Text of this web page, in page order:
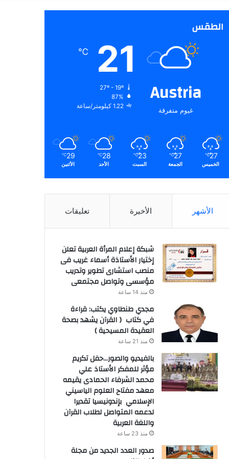
عن
الطقس
Austria
غيوم متفرقة
21
℃
27º - 19º
87%
1.22 كيلومتر/ساعة
27
℃
الخميس
27
℃
الجمعة
23
℃
السبت
28
℃
الأحد
29
℃
الأثنين
الأشهر الأخيرة تعليقات
شبكة إعلام المرأة العربية تعلن
إختيار الأستاذة أسماء غريب فى
منصب استشارى تطوير وتدريب
مؤسسى وتواصل مجتمعى
منذ 14 ساعة
مجدي طنطاوي يكتب: قراءة
في كتاب ( القرآن يشهد بصحة
العقيدة المسيحية )
منذ 21 ساعة
بالفيديو والصور…حفل تكريم
مؤثر للمفكر الأستاذ علي
محمد الشرفاء الحمادى يقيمه
معهد مفتاح العلوم الياسيني
الإسلامي بإندونيسيا تقديرا
لدعمه المتواصل لطلاب القرآن
واللغة العربية
منذ 23 ساعة
صدور العدد الجديد من مجلة